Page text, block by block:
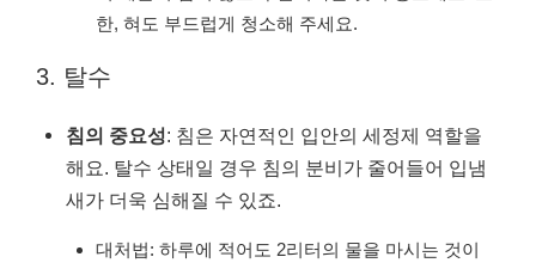
한, 혀도 부드럽게 청소해 주세요.
3. 탈수
침의 중요성: 침은 자연적인 입안의 세정제 역할을
해요. 탈수 상태일 경우 침의 분비가 줄어들어 입냄
새가 더욱 심해질 수 있죠.
대처법: 하루에 적어도 2리터의 물을 마시는 것이